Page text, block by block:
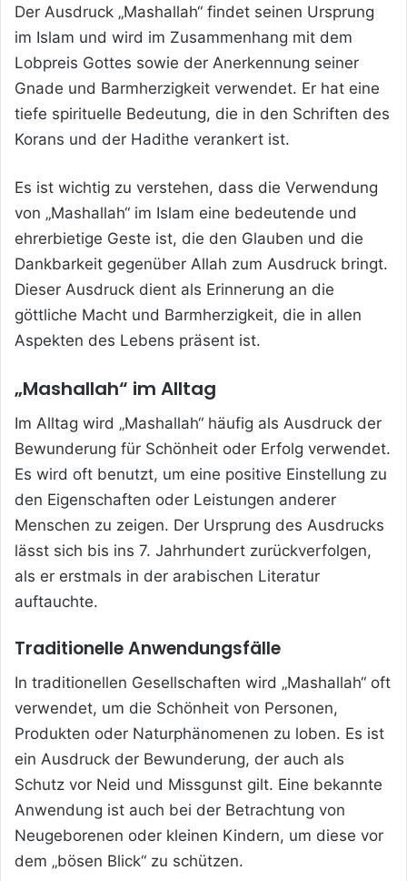
Der Ausdruck „Mashallah“ findet seinen Ursprung
im Islam und wird im Zusammenhang mit dem
Lobpreis Gottes sowie der Anerkennung seiner
Gnade und Barmherzigkeit verwendet. Er hat eine
tiefe spirituelle Bedeutung, die in den Schriften des
Korans und der Hadithe verankert ist.
Es ist wichtig zu verstehen, dass die Verwendung
von „Mashallah“ im Islam eine bedeutende und
ehrerbietige Geste ist, die den Glauben und die
Dankbarkeit gegenüber Allah zum Ausdruck bringt.
Dieser Ausdruck dient als Erinnerung an die
göttliche Macht und Barmherzigkeit, die in allen
Aspekten des Lebens präsent ist.
„Mashallah“ im Alltag
Im Alltag wird „Mashallah“ häufig als Ausdruck der
Bewunderung für Schönheit oder Erfolg verwendet.
Es wird oft benutzt, um eine positive Einstellung zu
den Eigenschaften oder Leistungen anderer
Menschen zu zeigen. Der Ursprung des Ausdrucks
lässt sich bis ins 7. Jahrhundert zurückverfolgen,
als er erstmals in der arabischen Literatur
auftauchte.
Traditionelle Anwendungsfälle
In traditionellen Gesellschaften wird „Mashallah“ oft
verwendet, um die Schönheit von Personen,
Produkten oder Naturphänomenen zu loben. Es ist
ein Ausdruck der Bewunderung, der auch als
Schutz vor Neid und Missgunst gilt. Eine bekannte
Anwendung ist auch bei der Betrachtung von
Neugeborenen oder kleinen Kindern, um diese vor
dem „bösen Blick“ zu schützen.